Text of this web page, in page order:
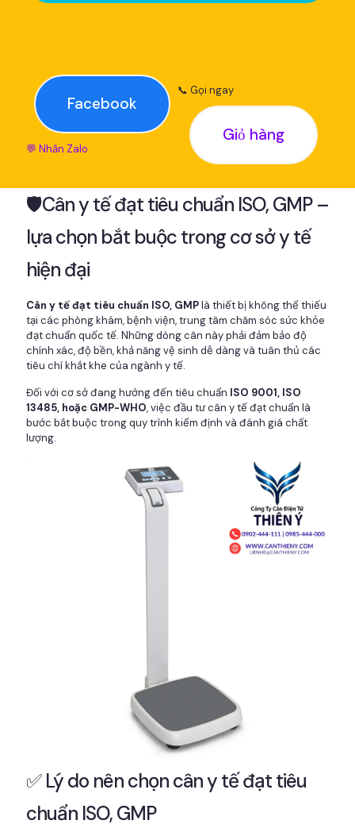
Facebook
💬 Nhắn Zalo
📞 Gọi ngay
Giỏ hàng
🛡️Cân y tế đạt tiêu chuẩn ISO, GMP –
lựa chọn bắt buộc trong cơ sở y tế
hiện đại
Cân y tế đạt tiêu chuẩn ISO, GMPlà thiết bị không thể thiếu
tại các phòng khám, bệnh viện, trung tâm chăm sóc sức khỏe
đạt chuẩn quốc tế. Những dòng cân này phải đảm bảo độ
chính xác, độ bền, khả năng vệ sinh dễ dàng và tuân thủ các
tiêu chí khắt khe của ngành y tế.
Đối với cơ sở đang hướng đến tiêu chuẩn ISO 9001, ISO
13485, hoặc GMP-WHO, việc đầu tư cân y tế đạt chuẩn là
bước bắt buộc trong quy trình kiểm định và đánh giá chất
lượng.
✅ Lý do nên chọn cân y tế đạt tiêu
chuẩn ISO, GMP